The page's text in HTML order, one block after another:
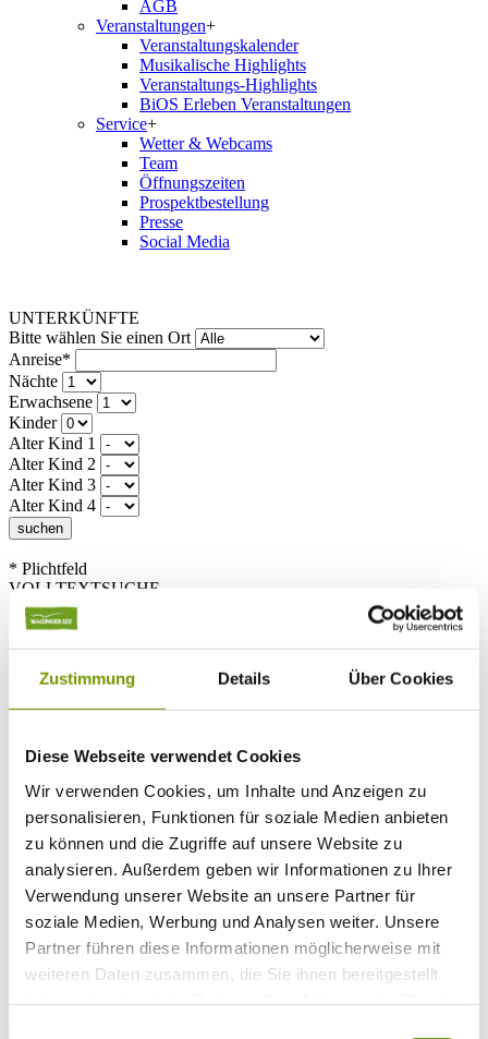
Zustimmung Details Über Cookies
Diese Webseite verwendet Cookies
Wir verwenden Cookies, um Inhalte und Anzeigen zu
personalisieren, Funktionen für soziale Medien anbieten
zu können und die Zugriffe auf unsere Website zu
analysieren. Außerdem geben wir Informationen zu Ihrer
Verwendung unserer Website an unsere Partner für
soziale Medien, Werbung und Analysen weiter. Unsere
Partner führen diese Informationen möglicherweise mit
weiteren Daten zusammen, die Sie ihnen bereitgestellt
AGB
Veranstaltungen+
Veranstaltungskalender
Musikalische Highlights
Veranstaltungs-Highlights
BiOS Erleben Veranstaltungen
Service+
Wetter & Webcams
Team
Öffnungszeiten
Prospektbestellung
Presse
Social Media
UNTERKÜNFTE
Bitte wählen Sie einen Ort
Anreise*
Nächte
Erwachsene
Kinder
Alter Kind 1
Alter Kind 2
Alter Kind 3
Alter Kind 4
suchen
* Plichtfeld
VOLLTEXTSUCHE
WETTER & WASSERTEMPERATUR
Heute
Leichte Regenfälle
Fr 07.08
Sa 08.08
25°C
Wassertemperatur
27°C Waginger Segelclub
28°C Campingplatz Gut Horn
28°CStrandbad Seeteufel
WEBCAM